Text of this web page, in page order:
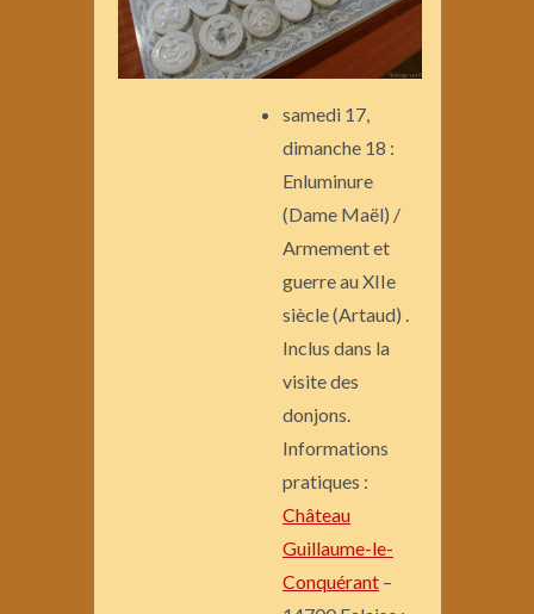
samedi 17,
dimanche 18 :
Enluminure
(Dame Maël) /
Armement et
guerre au XIIe
siècle (Artaud) .
Inclus dans la
visite des
donjons.
Informations
pratiques :
Château
Guillaume-le-
Conquérant –